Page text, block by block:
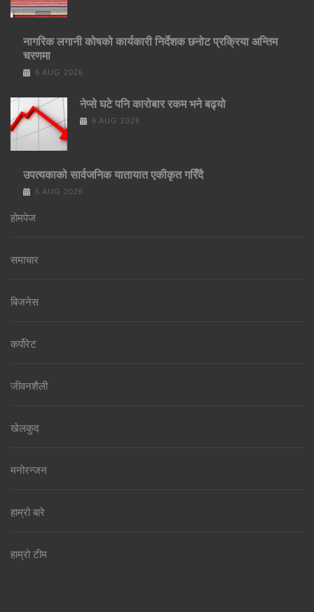
नागरिक लगानी कोषको कार्यकारी निर्देशक छनोट प्रक्रिया अन्तिम
चरणमा
6 AUG 2026
नेप्से घटे पनि कारोबार रकम भने बढ्यो
6 AUG 2026
उपत्यकाको सार्वजनिक यातायात एकीकृत गरिँदै
5 AUG 2026
होमपेज
समाचार
बिजनेस
कर्पोरेट
जीवनशैली
खेलकुद
मनोरन्जन
हाम्रो बारे
हाम्रो टीम